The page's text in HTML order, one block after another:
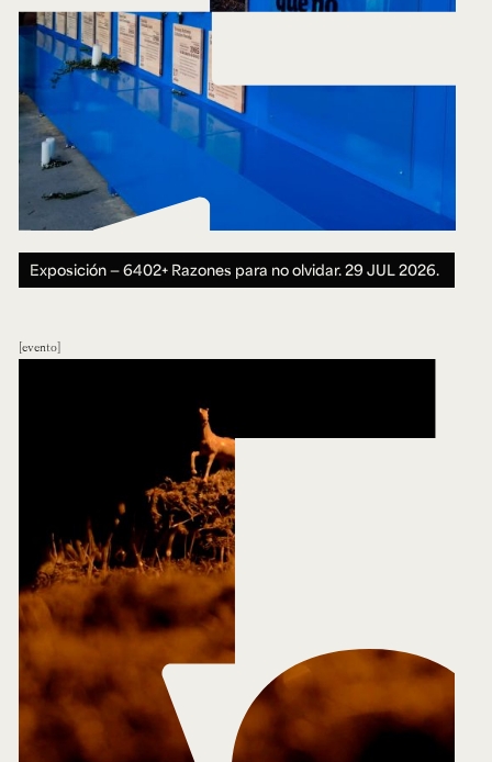
Exposición — 6402+ Razones para no olvidar.29 JUL 2026.
evento